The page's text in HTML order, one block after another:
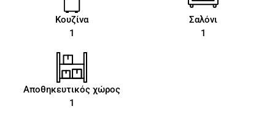
Κουζίνα
1
Σαλόνι
1
Αποθηκευτικός χώρος
1